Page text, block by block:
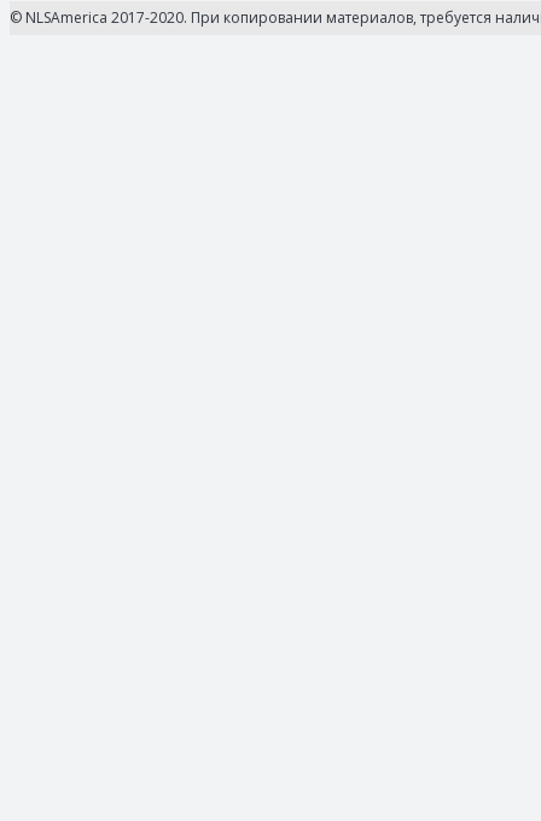
© NLSAmerica 2017-2020. При копировании материалов, требуется